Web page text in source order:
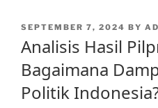
POSTED
SEPTEMBER 7, 2024 BY
Analisis Hasil
Bagaimana
Politik